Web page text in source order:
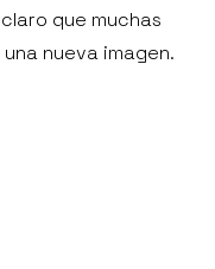
que muchas
nueva imagen.